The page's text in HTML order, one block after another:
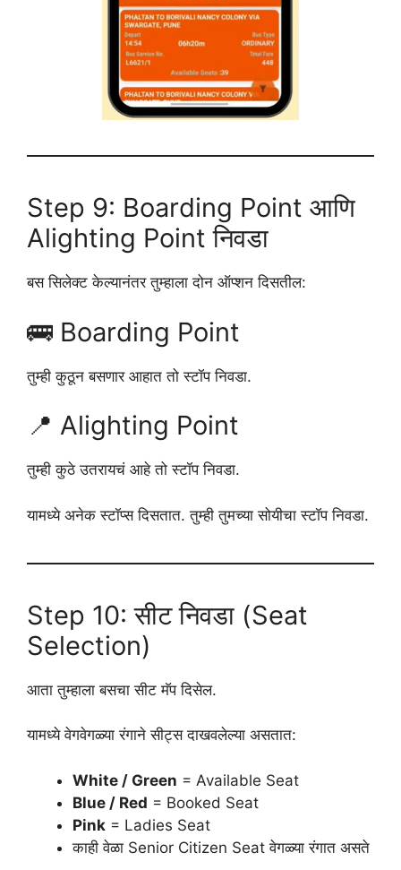
Step 9: Boarding Point आणि
Alighting Point निवडा
बस सिलेक्ट केल्यानंतर तुम्हाला दोन ऑप्शन दिसतील:
🚌 Boarding Point
तुम्ही कुठून बसणार आहात तो स्टॉप निवडा.
📍 Alighting Point
तुम्ही कुठे उतरायचं आहे तो स्टॉप निवडा.
यामध्ये अनेक स्टॉप्स दिसतात. तुम्ही तुमच्या सोयीचा स्टॉप निवडा.
Step 10: सीट निवडा (Seat
Selection)
आता तुम्हाला बसचा सीट मॅप दिसेल.
यामध्ये वेगवेगळ्या रंगाने सीट्स दाखवलेल्या असतात:
White / Green = Available Seat
Blue / Red = Booked Seat
Pink = Ladies Seat
काही वेळा Senior Citizen Seat वेगळ्या रंगात असते